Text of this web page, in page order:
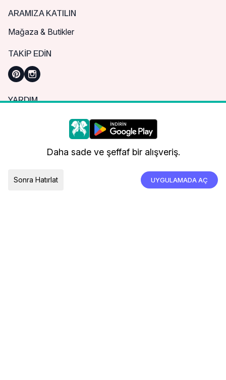
ARAMIZA KATILIN
Mağaza & Butikler
TAKIP EDIN
YARDIM
Sık Sorulan Sorular
Nasıl Sipariş Verebilirim?
Kargo ve Teslimat
Daha iyi bir alışveriş deneyimi için çerezleri
kullanıyoruz.
Daha sade ve şeffaf bir alışveriş.
Sonra Hatırlat UYGULAMADA AÇ